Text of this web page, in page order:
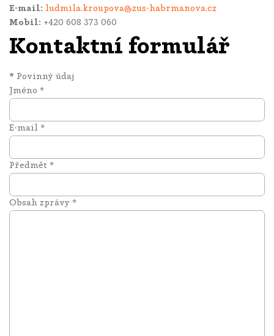
E-mail: ludmila.kroupova@zus-habrmanova.cz
Mobil: +420 608 373 060
Kontaktní formulář
* Povinný údaj
Jméno *
E-mail *
Předmět *
Obsah zprávy *